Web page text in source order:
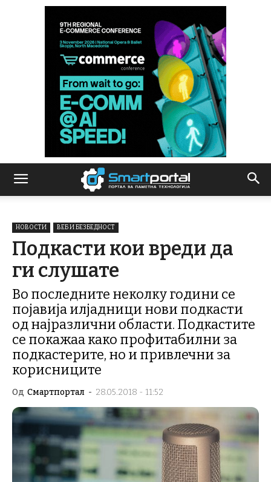
НОВОСТИ ВЕБ И БЕЗБЕДНОСТ
Подкасти кои вреди да
ги слушате
Во последните неколку години се
појавија илјадници нови подкасти
од најразлични области. Подкастите
се покажаа како профитабилни за
подкастерите, но и привлечни за
корисниците
Од Смартпортал - 28.05.2018 - 11:52